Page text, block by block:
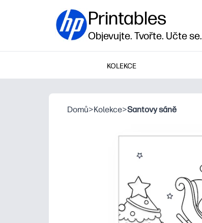
Printables
Objevujte. Tvořte. Učte se.
KOLEKCE
Domů>Kolekce>Santovy sáně